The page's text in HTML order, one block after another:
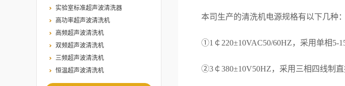
实验室标准超声波清洗器
高功率超声波清洗机
高频超声波清洗机
双频超声波清洗机
三频超声波清洗机
恒温超声波清洗机
本司生产的清洗机电源规格有以下几种：
①1￠220±10VAC50/60HZ，采用单相5-
②3￠380±10V50HZ，采用三相四线制直